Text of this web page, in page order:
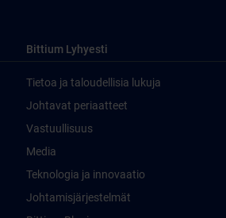
Bittium Lyhyesti
Tietoa ja taloudellisia lukuja
Johtavat periaatteet
Vastuullisuus
Media
Teknologia ja innovaatio
Johtamisjärjestelmät